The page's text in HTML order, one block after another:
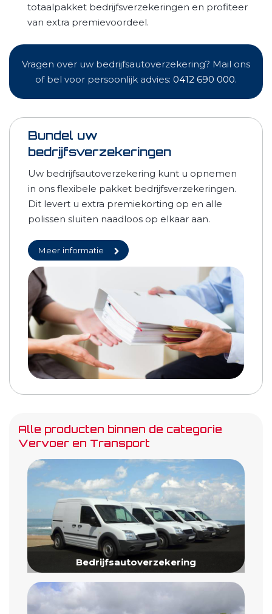
totaalpakket bedrijfsverzekeringen en profiteer
van extra premievoordeel.
Vragen over uw bedrijfsautoverzekering? Mail ons
of bel voor persoonlijk advies: 0412 690 000.
Bundel uw
bedrijfsverzekeringen
Uw bedrijfsautoverzekering kunt u opnemen
in ons flexibele pakket bedrijfsverzekeringen.
Dit levert u extra premiekorting op en alle
polissen sluiten naadloos op elkaar aan.
Meer informatie
Alle producten binnen de categorie
Vervoer en Transport
Bedrijfsautoverzekering